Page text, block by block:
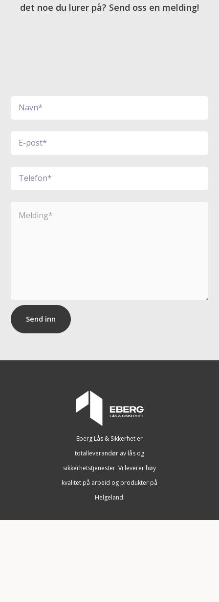
det noe du lurer på? Send oss en melding!
Eberg Lås & Sikkerhet er
totalleverandør av lås og
sikkerhetstjenester. Vi leverer høy
kvalitet på arbeid og produkter på
Helgeland.